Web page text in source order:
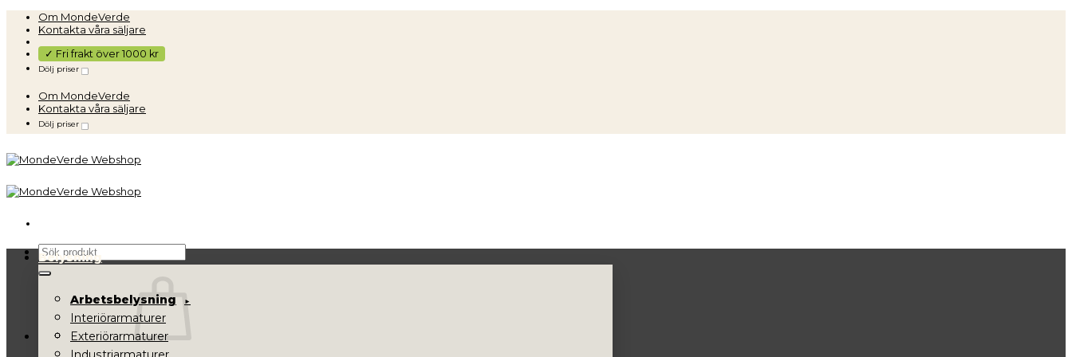
Skip
content
Om MondeVerde
Kontakta våra säljare
✓ Fri frakt över 1000 kr
Dölj priser
Om MondeVerde
Kontakta våra säljare
Dölj priser
Sök
efter:
Belysning
Arbetsbelysning
Interiörarmaturer
Exteriörarmaturer